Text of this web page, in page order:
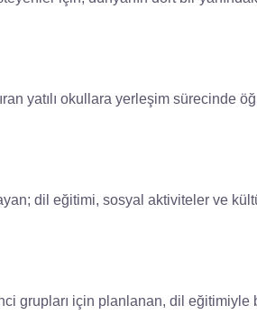
yatılı okullara yerleşim sürecinde
dil eğitimi, sosyal aktiviteler ve
grupları için planlanan, dil